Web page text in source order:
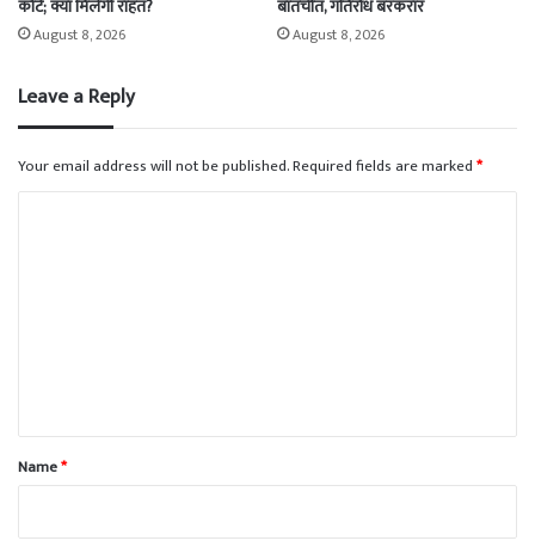
कोर्ट; क्या मिलेगी राहत?
August 8, 2026
बातचीत, गतिरोध बरकरार
August 8, 2026
Leave a Reply
Your email address will not be published.Required fields are marked*
*
Name*